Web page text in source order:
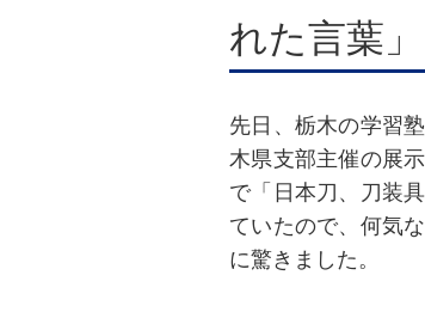
れた言葉」
先日、栃木の学習
木県支部主催の展
で「日本刀、刀装
ていたので、何気
に驚きました。